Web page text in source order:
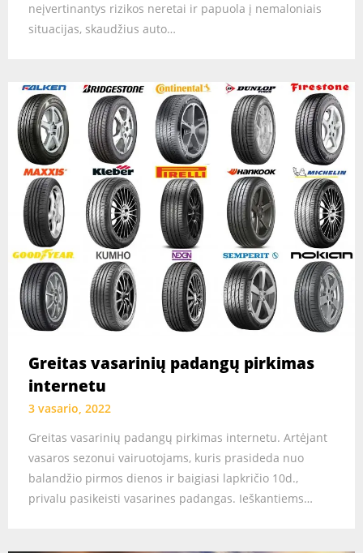
neįvertinantys rizikos neretai ir papuola į nemaloniais
situacijas, skaudžius auto…
Greitas vasarinių padangų pirkimas
internetu
3 vasario, 2022
Greitas vasarinių padangų pirkimas internetu. Artėjant
vasaros sezonui vairuotojams, kuris prasideda nuo
balandžio pirmos dienos ir baigiasi lapkričio 10d.,
privalu pasikeisti vasarines padangas. Ieškantiems…